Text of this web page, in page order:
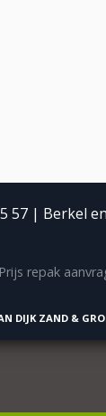
57 | Berkel
Prijs repak
DIJK ZAND &